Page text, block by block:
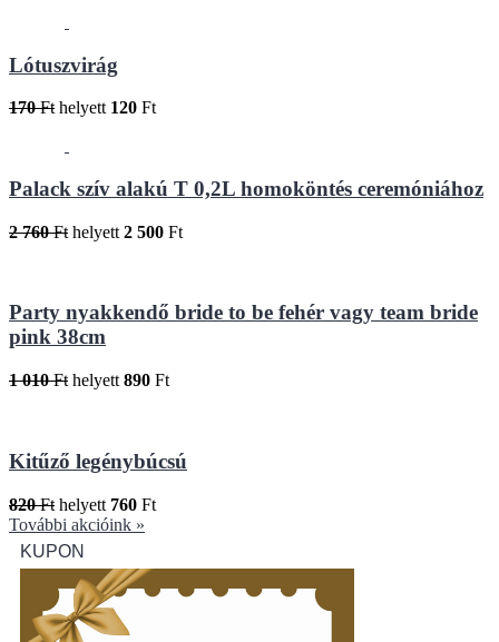
Lótuszvirág
170 Ft helyett 120 Ft
Palack szív alakú T 0,2L homoköntés ceremóniához
2 760 Ft helyett 2 500 Ft
Party nyakkendő bride to be fehér vagy team bride
pink 38cm
1 010 Ft helyett 890 Ft
Kitűző legénybúcsú
820 Ft helyett 760 Ft
További akcióink »
KUPON